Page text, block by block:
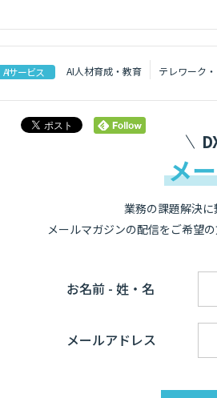
AIサービス AI人材育成・教育 テレワーク
メ
業務の課題解決に
メールマガジンの配信をご希望
お名前 - 姓・名
メールアドレス